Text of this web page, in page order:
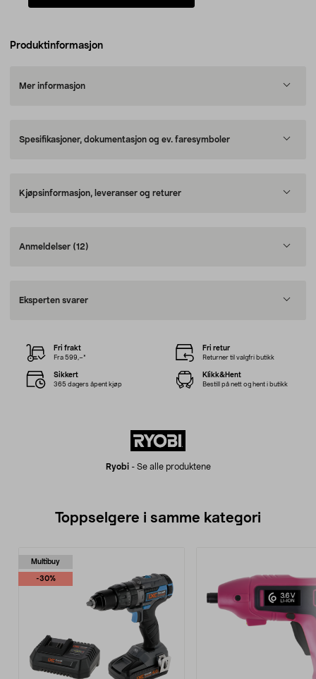
Produktinformasjon
Mer informasjon
Spesifikasjoner, dokumentasjon og ev. faresymboler
Kjøpsinformasjon, leveranser og returer
Anmeldelser (12)
Eksperten svarer
Ryobi- Se alle produktene
Fri frakt
Fra 599,–*
Fri retur
Returner til valgfri butikk
Sikkert
365 dagers åpent kjøp
Klikk&Hent
Bestill på nett og hent i butikk
Toppselgere i samme kategori
Multibuy
-30%